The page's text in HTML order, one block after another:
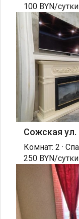
100 BYN/сутки
Сожская ул.
Комнат: 2 ·
250 BYN/сутки